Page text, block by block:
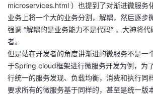
microservices.html ）也提到了对渐进微服务
业务上将一个大的业务分割，解耦，然后逐步
强调 “解耦的是业务能力不是代码” ，大神将
者。
但是站在开发者的角度讲渐进的微服务不是一
于Spring cloud框架进行微服务开发为例，为
行统一的服务发现、负载均衡，消费和执行同
要求所有的微服务基于同样的，甚至是统一版